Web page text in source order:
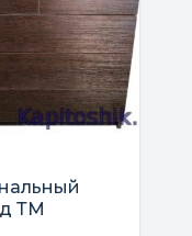
ТМ